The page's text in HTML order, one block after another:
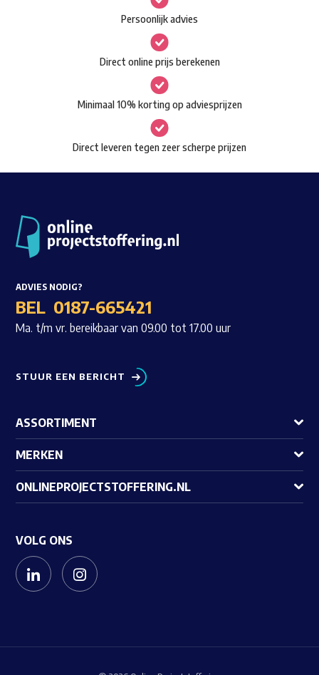
Waar ben je naar op zoek?
optie
kan
gekozen
worden
op
de
productpagina
Persoonlijk advies
Direct online prijs berekenen
Minimaal 10% korting op adviesprijzen
Direct leveren tegen zeer scherpe prijzen
ADVIES NODIG?
BEL 0187-665421
Ma. t/m vr. bereikbaar van 09.00 tot 17.00 uur
STUUR EEN BERICHT
ASSORTIMENT
MERKEN
ONLINEPROJECTSTOFFERING.NL
VOLG ONS